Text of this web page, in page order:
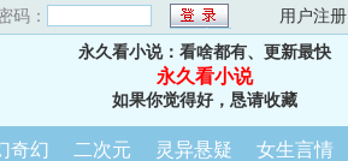
码： 用户注册
永久看小说：看啥都有、更新最快
永久看小说
如果你觉得好，恳请收藏
奇幻 二次元 灵异悬疑 女生言情